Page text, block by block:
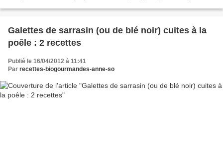
Galettes de sarrasin (ou de blé noir) cuites à la
poêle : 2 recettes
Publié le 16/04/2012 à 11:41
Par recettes-biogourmandes-anne-so